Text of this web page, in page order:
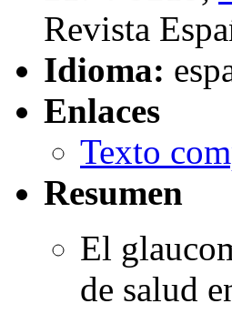
Revista
Idioma:
Enlaces
Texto
Resumen
El
de salud